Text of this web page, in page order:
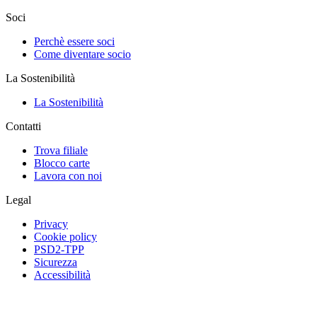
Soci
Perchè essere soci
Come diventare socio
La Sostenibilità
La Sostenibilità
Contatti
Trova filiale
Blocco carte
Lavora con noi
Legal
Privacy
Cookie policy
PSD2-TPP
Sicurezza
Accessibilità